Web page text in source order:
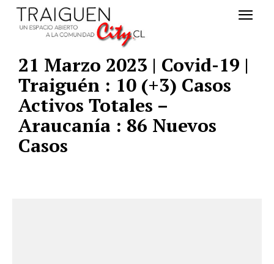
21 Marzo 2023 | Covid-19 |
Traiguén : 10 (+3) Casos
Activos Totales –
Araucanía : 86 Nuevos
Casos